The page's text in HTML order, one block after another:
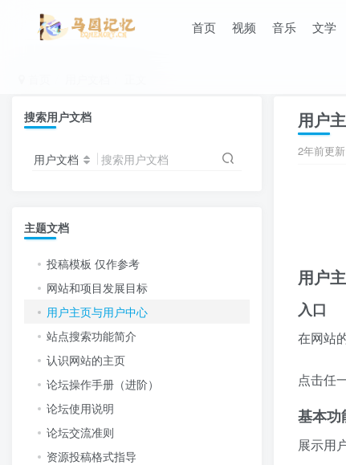
首页 视频 音乐 文学
用户
2年前更新
用户
入口
在网站
点击任
基本功
展示用
搜索用户文档
用户文档 搜索用户文档
主题文档
投稿模板 仅作参考
网站和项目发展目标
用户主页与用户中心
站点搜索功能简介
认识网站的主页
论坛操作手册（进阶）
论坛使用说明
论坛交流准则
资源投稿格式指导